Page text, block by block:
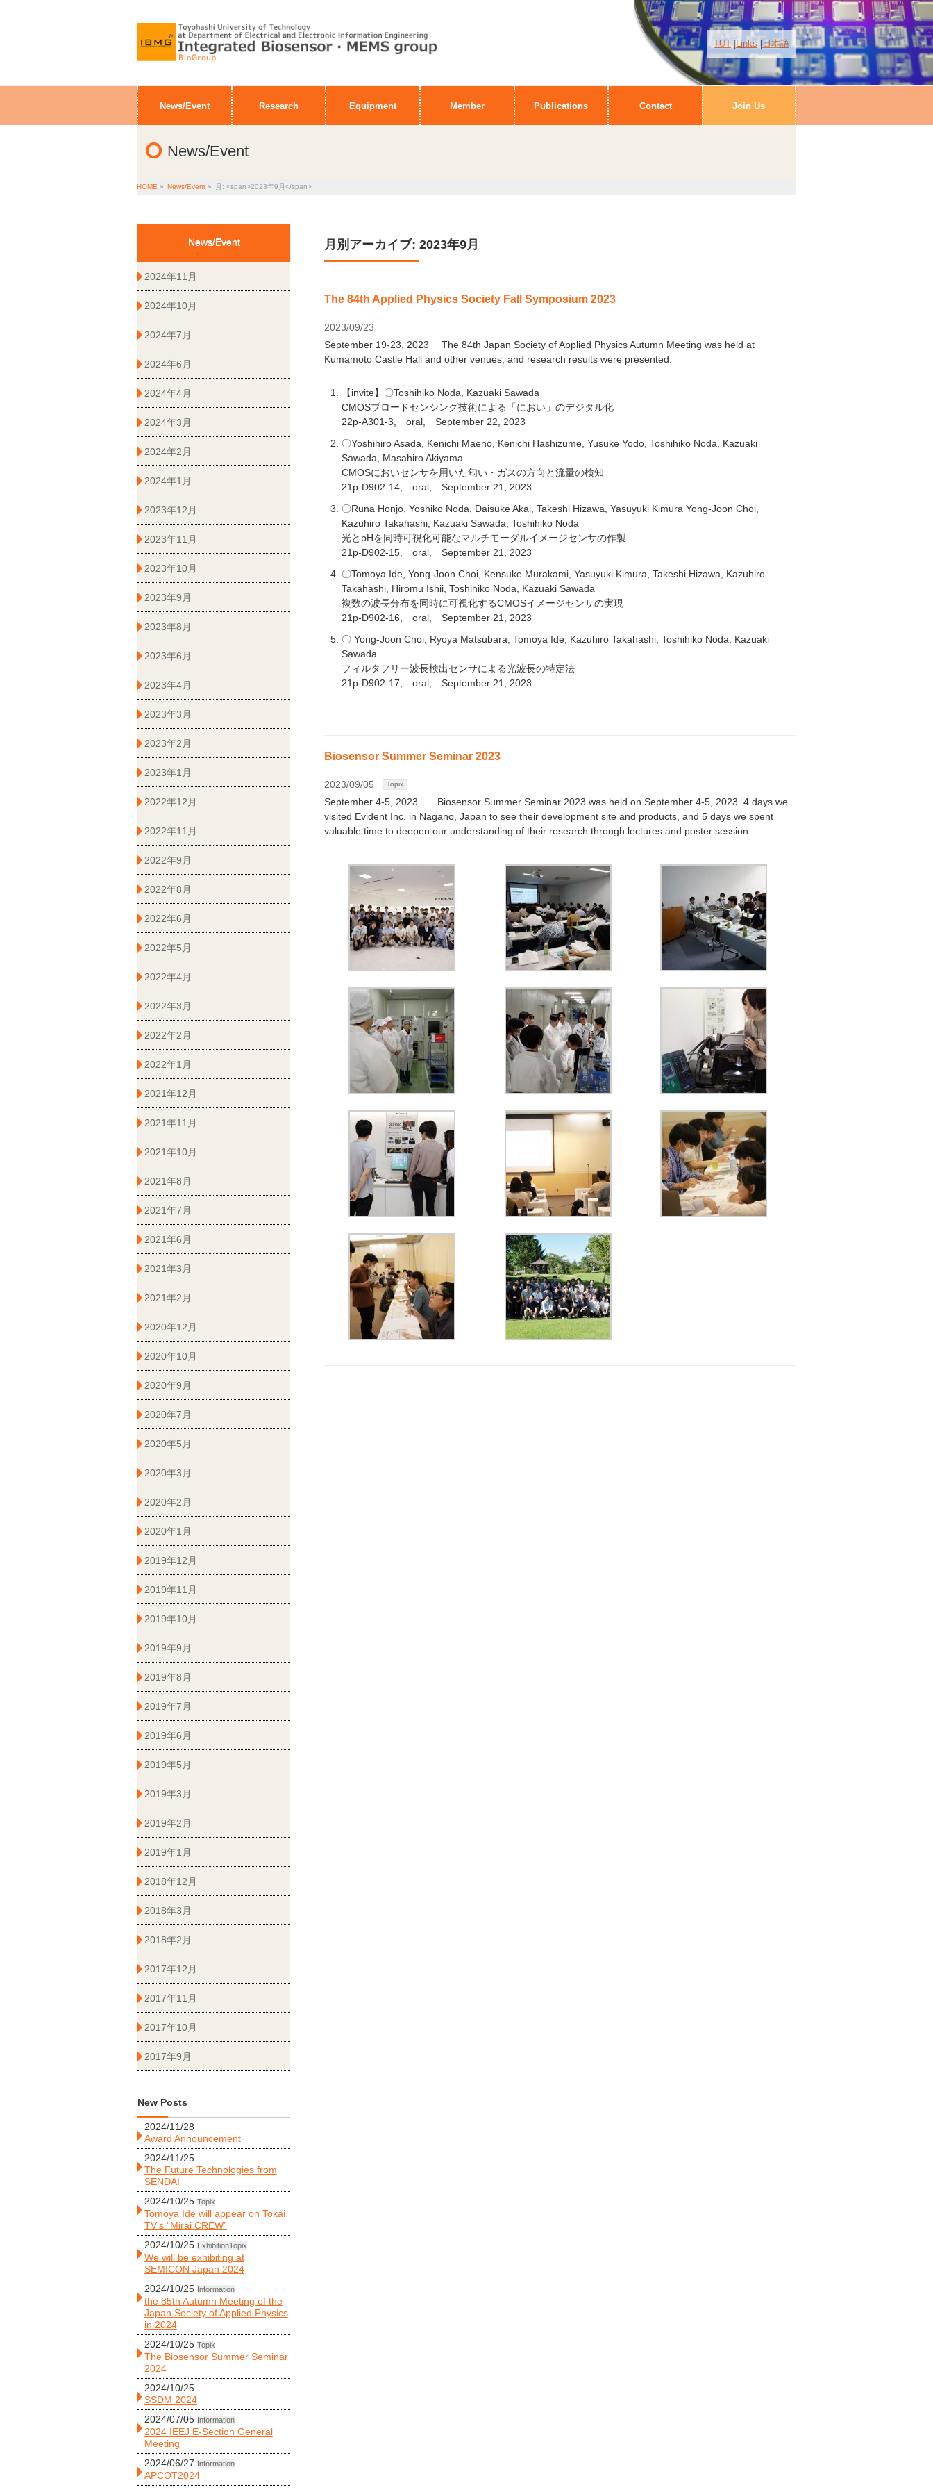
TUT Links 日本語
News/Event Research Equipment Member Publications Contact Join Us
News/Event
HOME » News/Event » 月: <span>2023年9月</span>
月別アーカイブ: 2023年9月
The 84th Applied Physics Society Fall Symposium 2023
2023/09/23
September 19-23, 2023 The 84th Japan Society of Applied Physics Autumn Meeting was held at
Kumamoto Castle Hall and other venues, and research results were presented.
【invite】〇Toshihiko Noda, Kazuaki Sawada
CMOSブロードセンシング技術による「におい」のデジタル化
22p-A301-3, oral, September 22, 2023
〇Yoshihiro Asada, Kenichi Maeno, Kenichi Hashizume, Yusuke Yodo, Toshihiko Noda, Kazuaki
Sawada, Masahiro Akiyama
CMOSにおいセンサを用いた匂い・ガスの方向と流量の検知
21p-D902-14, oral, September 21, 2023
〇Runa Honjo, Yoshiko Noda, Daisuke Akai, Takeshi Hizawa, Yasuyuki Kimura Yong-Joon Choi,
Kazuhiro Takahashi, Kazuaki Sawada, Toshihiko Noda
光とpHを同時可視化可能なマルチモーダルイメージセンサの作製
21p-D902-15, oral, September 21, 2023
〇Tomoya Ide, Yong-Joon Choi, Kensuke Murakami, Yasuyuki Kimura, Takeshi Hizawa, Kazuhiro
Takahashi, Hiromu Ishii, Toshihiko Noda, Kazuaki Sawada
複数の波長分布を同時に可視化するCMOSイメージセンサの実現
21p-D902-16, oral, September 21, 2023
〇 Yong-Joon Choi, Ryoya Matsubara, Tomoya Ide, Kazuhiro Takahashi, Toshihiko Noda, Kazuaki
Sawada
フィルタフリー波長検出センサによる光波長の特定法
21p-D902-17, oral, September 21, 2023
Biosensor Summer Seminar 2023
2023/09/05 Topix
September 4-5, 2023 Biosensor Summer Seminar 2023 was held on September 4-5, 2023. 4 days we
visited Evident Inc. in Nagano, Japan to see their development site and products, and 5 days we spent
valuable time to deepen our understanding of their research through lectures and poster session.
News/Event
2024年11月
2024年10月
2024年7月
2024年6月
2024年4月
2024年3月
2024年2月
2024年1月
2023年12月
2023年11月
2023年10月
2023年9月
2023年8月
2023年6月
2023年4月
2023年3月
2023年2月
2023年1月
2022年12月
2022年11月
2022年9月
2022年8月
2022年6月
2022年5月
2022年4月
2022年3月
2022年2月
2022年1月
2021年12月
2021年11月
2021年10月
2021年8月
2021年7月
2021年6月
2021年3月
2021年2月
2020年12月
2020年10月
2020年9月
2020年7月
2020年5月
2020年3月
2020年2月
2020年1月
2019年12月
2019年11月
2019年10月
2019年9月
2019年8月
2019年7月
2019年6月
2019年5月
2019年3月
2019年2月
2019年1月
2018年12月
2018年3月
2018年2月
2017年12月
2017年11月
2017年10月
2017年9月
New Posts
2024/11/28
Award Announcement
2024/11/25
The Future Technologies from
SENDAI
2024/10/25 Topix
Tomoya Ide will appear on Tokai
TV’s “Mirai CREW”
2024/10/25 ExhibitionTopix
We will be exhibiting at
SEMICON Japan 2024
2024/10/25
Information
the 85th Autumn Meeting of the
Japan Society of Applied Physics
in 2024
2024/10/25 Topix
The Biosensor Summer Seminar
2024
2024/10/25
SSDM 2024
2024/07/05
Information
2024 IEEJ E-Section General
Meeting
2024/06/27
Information
APCOT2024